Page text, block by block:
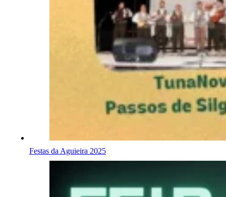
Festas da Aguieira 2025